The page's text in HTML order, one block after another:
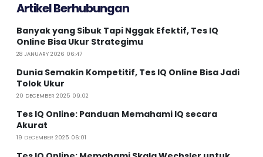
Artikel Berhubungan
Banyak yang Sibuk Tapi Nggak Efektif, Tes IQ
Online Bisa Ukur Strategimu
28 JANUARY 2026 06:47
Dunia Semakin Kompetitif, Tes IQ Online Bisa Jadi
Tolok Ukur
20 DECEMBER 2025 09:02
Tes IQ Online: Panduan Memahami IQ secara
Akurat
19 DECEMBER 2025 06:01